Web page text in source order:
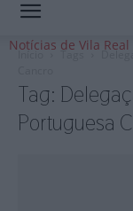
Notícias de Vila Real
Início Tags
Tag:
Portuguesa